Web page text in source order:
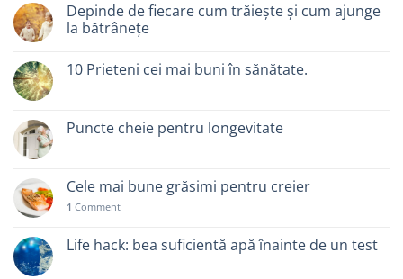
Depinde de fiecare cum trăiește și cum ajunge
la bătrânețe
10 Prieteni cei mai buni în sănătate.
Puncte cheie pentru longevitate
Cele mai bune grăsimi pentru creier
1 Comment
Life hack: bea suficientă apă înainte de un test